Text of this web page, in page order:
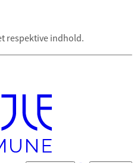
respektive indhold.